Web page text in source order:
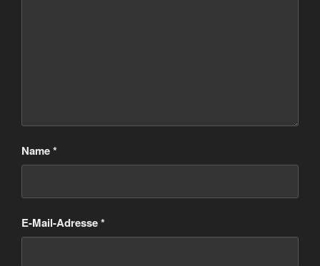
Name*
E-Mail-Adresse*